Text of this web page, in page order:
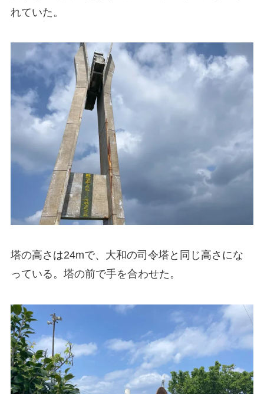
れていた。
塔の高さは24mで、大和の司令塔と同じ高さにな
っている。塔の前で手を合わせた。